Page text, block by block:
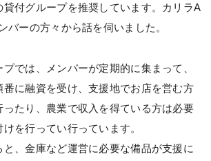
貸付グループを推奨しています。カリラA
バーの方々から話を伺いました。
では、メンバーが定期的に集まって、
番に融資を受け、支援地でお店を営む方
ったり、農業で収入を得ている方は必要
を行ってい行っています。
、金庫など運営に必要な備品が支援に